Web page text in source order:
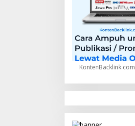
KontenBacklink.com